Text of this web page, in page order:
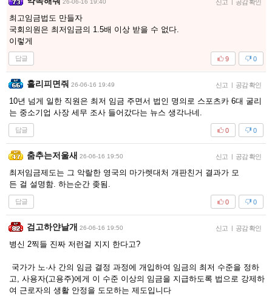
26-06-16 19:40 신고 공감 확인
최고임금법도 만들자
국회의원은 최저임금의 1.5배 이상 받을 수 없다.
이렇게
답글 0
9
홀리피면줘 26-06-16 19:49 신고 | 공감 확인
10년 넘게 일한 직원은 최저 임금 주면서 법인 명의로 스포츠카 6대 굴리
는 중소기업 사장 세무 조사 들어갔다는 뉴스 생각나네.
답글 0
0
춤추는저울새 26-06-16 19:50 신고 | 공감 확인
최저임금제도는 그 악랄한 영국의 마가렛대처 개판친거 결과가 모
든 걸 설명함. 하는순간 좆됨.
답글 0
0
검고하얀날개 26-06-16 19:50 신고 | 공감 확인
병신 2찍들 진짜 저런걸 지지 한다고?
국가가 노·사 간의 임금 결정 과정에 개입하여 임금의 최저 수준을 정하
고, 사용자(고용주)에게 이 수준 이상의 임금을 지급하도록 법으로 강제하
여 근로자의 생활 안정을 도모하는 제도입니다